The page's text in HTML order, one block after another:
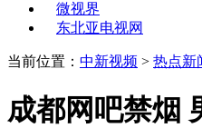
微视界
东北亚电视网
当前位置： 中新视频 > 热点新
成都网吧禁烟